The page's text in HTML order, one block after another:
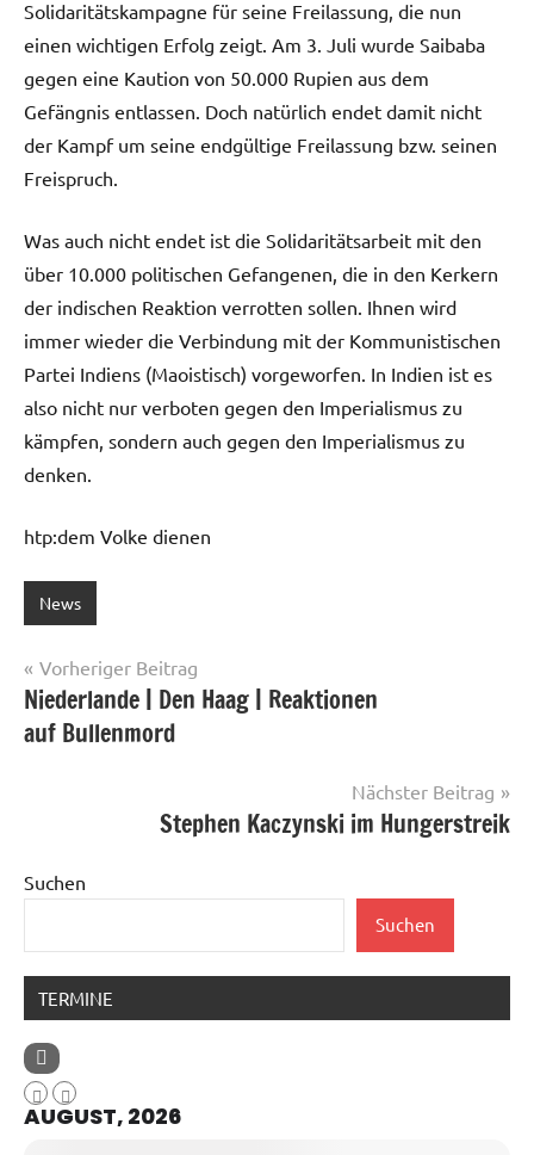
Solidaritätskampagne für seine Freilassung, die nun
einen wichtigen Erfolg zeigt. Am 3. Juli wurde Saibaba
gegen eine Kaution von 50.000 Rupien aus dem
Gefängnis entlassen. Doch natürlich endet damit nicht
der Kampf um seine endgültige Freilassung bzw. seinen
Freispruch.
Was auch nicht endet ist die Solidaritätsarbeit mit den
über 10.000 politischen Gefangenen, die in den Kerkern
der indischen Reaktion verrotten sollen. Ihnen wird
immer wieder die Verbindung mit der Kommunistischen
Partei Indiens (Maoistisch) vorgeworfen. In Indien ist es
also nicht nur verboten gegen den Imperialismus zu
kämpfen, sondern auch gegen den Imperialismus zu
denken.
htp:dem Volke dienen
News
Beitragsnavigation
Vorheriger Beitrag
Niederlande | Den Haag | Reaktionen
auf Bullenmord
Nächster Beitrag
Stephen Kaczyn­ski im Hunger­streik
Suchen
Suchen
TERMINE
AUGUST, 2026